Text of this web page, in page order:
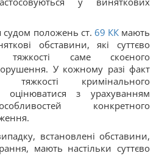
судом положень ст. 69 ККмають
обставини, які суттєво
тяжкості саме скоєного
У кожному разі факт
кримінального
з урахуванням
конкретного
встановлені обставини,
мають настільки суттєво